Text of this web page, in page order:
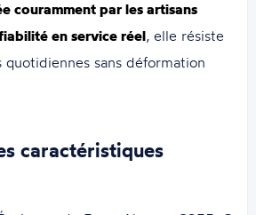
couramment par les artisans
en service réel, elle résiste
sans déformation
caractéristiques